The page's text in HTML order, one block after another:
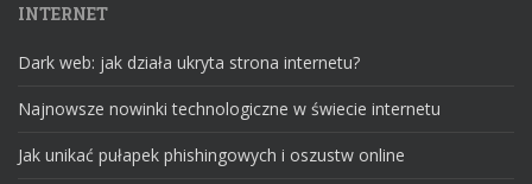
INTERNET
Dark web: jak działa ukryta strona internetu?
Najnowsze nowinki technologiczne w świecie internetu
Jak unikać pułapek phishingowych i oszustw online